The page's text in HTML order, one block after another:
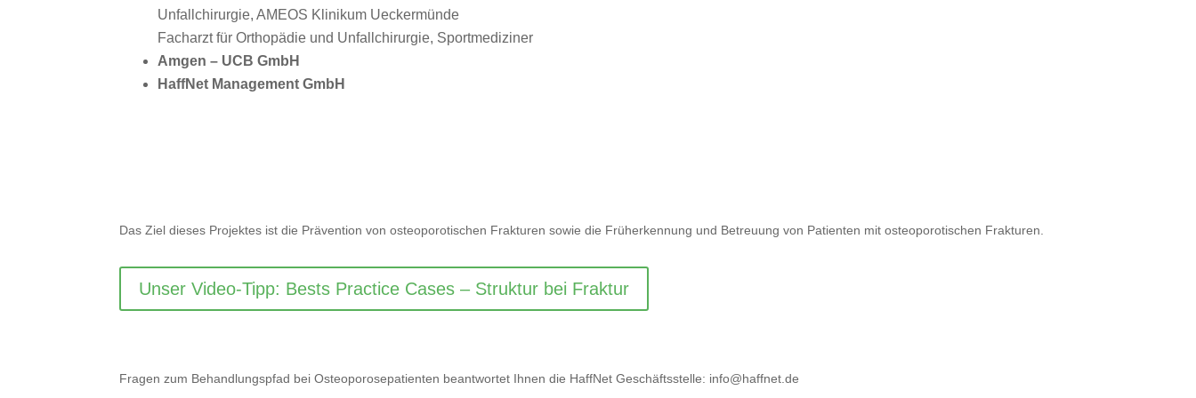
Unfallchirurgie, AMEOS Klinikum Ueckermünde
Facharzt für Orthopädie und Unfallchirurgie, Sportmediziner
Amgen – UCB GmbH
HaffNet Management GmbH
Das Ziel dieses Projektes ist die Prävention von osteoporotischen Frakturen sowie die Früherkennung und Betreuung von Patienten mit osteoporotischen Frakturen.
Unser Video-Tipp: Bests Practice Cases – Struktur bei Fraktur
Fragen zum Behandlungspfad bei Osteoporosepatienten beantwortet Ihnen die HaffNet Geschäftsstelle: info@haffnet.de